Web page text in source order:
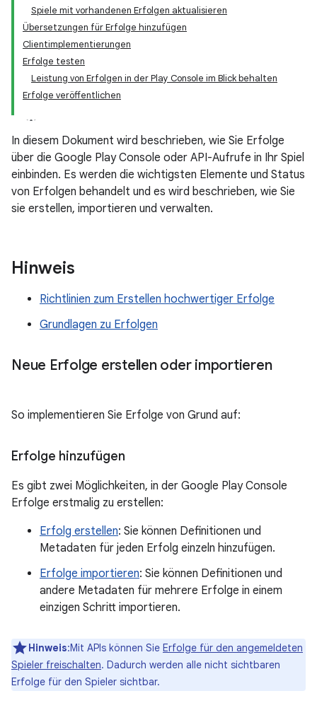
Spiele mit vorhandenen Erfolgen aktualisieren
Übersetzungen für Erfolge hinzufügen
Clientimplementierungen
Erfolge testen
Leistung von Erfolgen in der Play Console im Blick behalten
Erfolge veröffentlichen
In diesem Dokument wird beschrieben, wie Sie Erfolge
über die Google Play Console oder API-Aufrufe in Ihr Spiel
einbinden. Es werden die wichtigsten Elemente und Status
von Erfolgen behandelt und es wird beschrieben, wie Sie
sie erstellen, importieren und verwalten.
Hinweis
Richtlinien zum Erstellen hochwertiger Erfolge
Grundlagen zu Erfolgen
Neue Erfolge erstellen oder importieren
So implementieren Sie Erfolge von Grund auf:
Erfolge hinzufügen
Es gibt zwei Möglichkeiten, in der Google Play Console
Erfolge erstmalig zu erstellen:
Erfolg erstellen: Sie können Definitionen und
Metadaten für jeden Erfolg einzeln hinzufügen.
Erfolge importieren: Sie können Definitionen und
andere Metadaten für mehrere Erfolge in einem
einzigen Schritt importieren.
Hinweis:Mit APIs können Sie Erfolge für den angemeldeten
Spieler freischalten. Dadurch werden alle nicht sichtbaren
Erfolge für den Spieler sichtbar.